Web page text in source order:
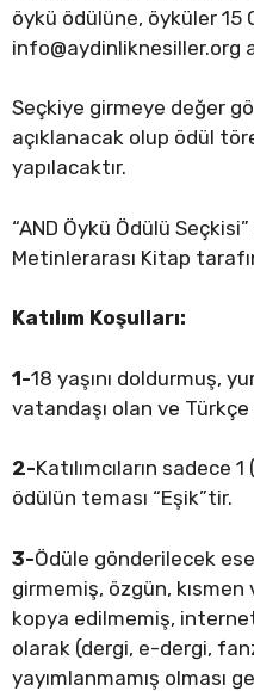
öykü ödülüne, öyküler 15
info@aydinliknesiller.org
Seçkiye girmeye değer
açıklanacak olup ödül
yapılacaktır.
“AND Öykü Ödülü
Metinlerarası Kitap
Katılım Koşulları:
1-18 yaşını doldurmuş,
vatandaşı olan ve
2-Katılımcıların sadece
ödülün teması “Eşik”tir.
3-Ödüle gönderilecek
girmemiş, özgün,
kopya edilmemiş,
olarak (dergi, e-dergi,
yayımlanmamış olması